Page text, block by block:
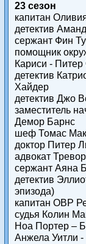
23 сезон
капитан
детектив
сержант Фин
помощник
Кариси -
детектив
Хайдер
детектив Джо
заместитель
Демор Барнс
шеф Томас
доктор Питер
адвокат
сержант Аяна
детектив
эпизода)
капитан ОВР
судья Колин
Ноа Портер –
Анжела Уитли